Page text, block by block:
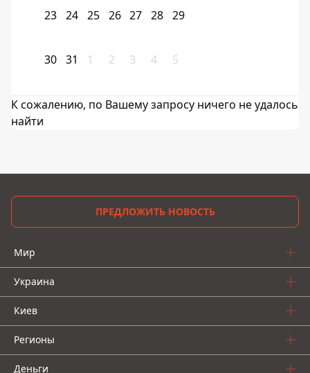
23 24 25 26 27 28 29
30 31 1 2 3 4 5
К сожалению, по Вашему запросу ничего не удалось
найти
ПРЕДЛОЖИТЬ НОВОСТЬ
Мир
Украина
Киев
Регионы
Деньги